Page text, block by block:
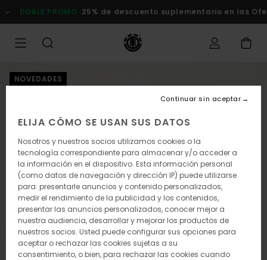
la
DOBLE PROMO 25% de descuento suplementario en las
NOVEDADES
ELIJA CÓMO SE USAN SUS DATOS
Nosotros y nuestros socios utilizamos cookies o la
tecnología correspondiente para almacenar y/o acceder a
la información en el dispositivo. Esta información personal
(como datos de navegación y dirección IP) puede utilizarse
para: presentarle anuncios y contenido personalizados,
medir el rendimiento de la publicidad y los contenidos,
presentar las anuncios personalizados, conocer mejor a
nuestra audiencia, desarrollar y mejorar los productos de
nuestros socios. Usted puede configurar sus opciones para
aceptar o rechazar las cookies sujetas a su
consentimiento, o bien, para rechazar las cookies cuando
Continuar sin aceptar